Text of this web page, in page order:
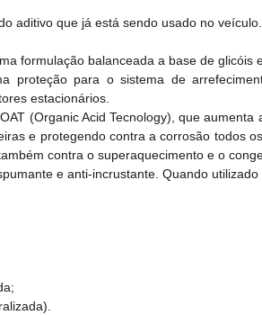
aditivo que já está sendo usado no veículo.
formulação balanceada a base de
proteção para o sistema de
estacionários.
(Organic Acid Tecnology), que
e protegendo contra a corrosão todos
contra o superaquecimento e o
e anti-incrustante. Quando